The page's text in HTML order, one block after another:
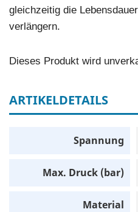
gleichzeitig die
verlängern.
Dieses Produkt wird
ARTIKELDETAILS
Spannung
Max. Druck (bar)
Material